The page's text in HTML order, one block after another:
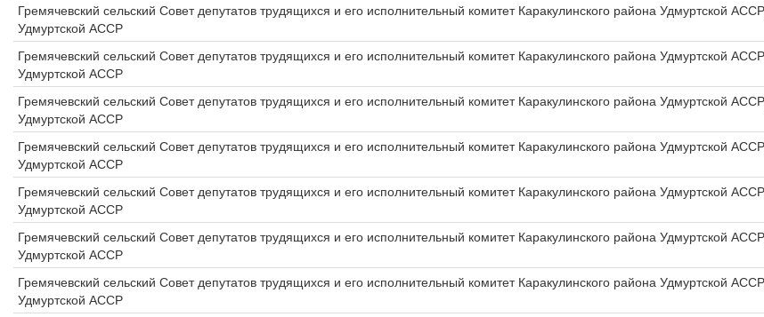
Гремячевский сельский Совет депутатов трудящихся и его исполнительный комитет Каракулинского района Удмуртской
Удмуртской АССР
Гремячевский сельский Совет депутатов трудящихся и его исполнительный комитет Каракулинского района Удмуртской
Удмуртской АССР
Гремячевский сельский Совет депутатов трудящихся и его исполнительный комитет Каракулинского района Удмуртской
Удмуртской АССР
Гремячевский сельский Совет депутатов трудящихся и его исполнительный комитет Каракулинского района Удмуртской
Удмуртской АССР
Гремячевский сельский Совет депутатов трудящихся и его исполнительный комитет Каракулинского района Удмуртской
Удмуртской АССР
Гремячевский сельский Совет депутатов трудящихся и его исполнительный комитет Каракулинского района Удмуртской
Удмуртской АССР
Гремячевский сельский Совет депутатов трудящихся и его исполнительный комитет Каракулинского района Удмуртской
Удмуртской АССР